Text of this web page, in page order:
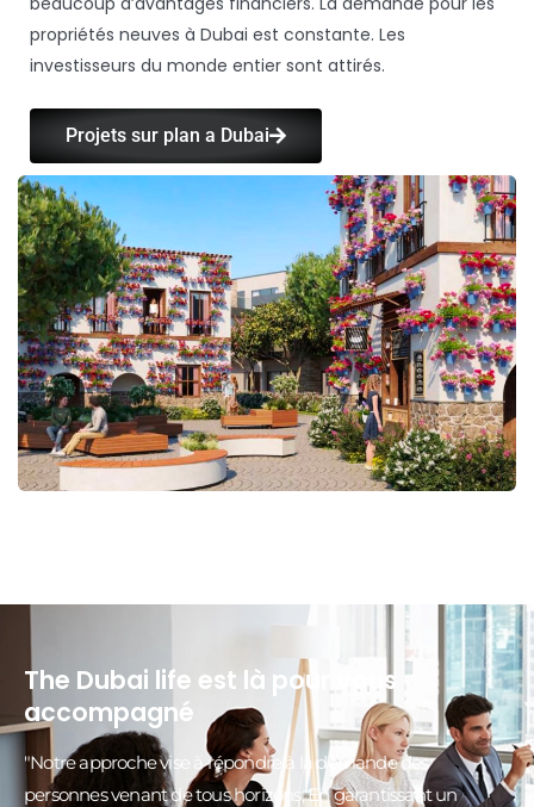
propriétés neuves à Dubai est constante. Les
investisseurs du monde entier sont attirés.
Projets sur plan a Dubai
The Dubai life est là pour vous
accompagné
"Notre approche vise à répondre à la demande des
personnes venant de tous horizons, En garantissant un